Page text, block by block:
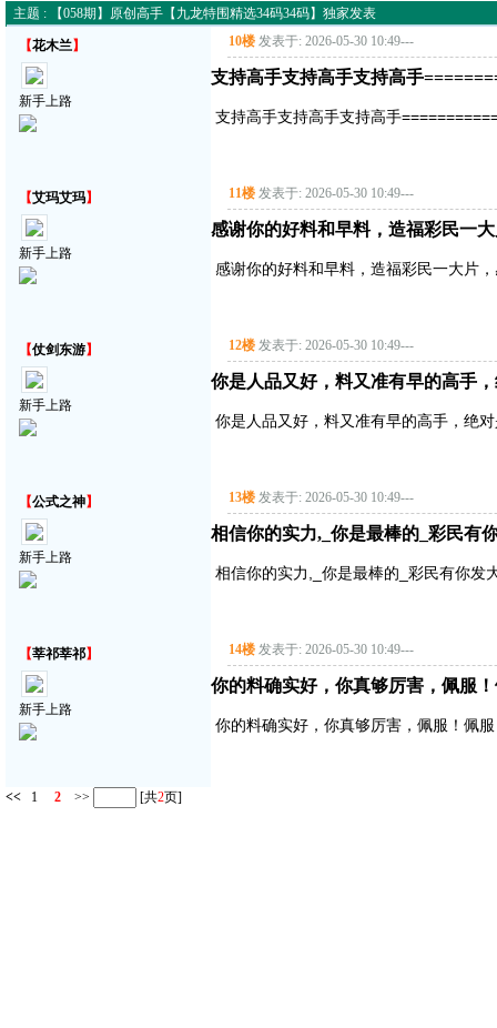
主题 : 【058期】原创高手【九龙特围精选34码34码】独家发表
【花木兰】
新手上路
10楼 发表于: 2026-05-30 10:49---
支持高手支持高手支持高手
支持高手支持高手支持高手
【艾玛艾玛】
新手上路
11楼 发表于: 2026-05-30 10:49---
感谢你的好料和早料，造福彩民一
感谢你的好料和早料，造福彩民一大片
【仗剑东游】
新手上路
12楼 发表于: 2026-05-30 10:49---
你是人品又好，料又准有早的高手
你是人品又好，料又准有早的高手，绝
【公式之神】
新手上路
13楼 发表于: 2026-05-30 10:49---
相信你的实力,_你是最棒的_彩民有
相信你的实力,_你是最棒的_彩民有你发
【莘祁莘祁】
新手上路
14楼 发表于: 2026-05-30 10:49---
你的料确实好，你真够厉害，佩服
你的料确实好，你真够厉害，佩服！佩
<< 1 2 >> [共2页]